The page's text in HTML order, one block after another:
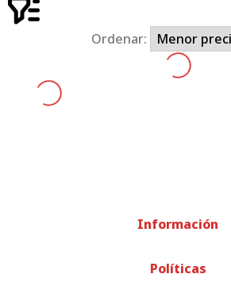
Ordenar:
Información
Políticas